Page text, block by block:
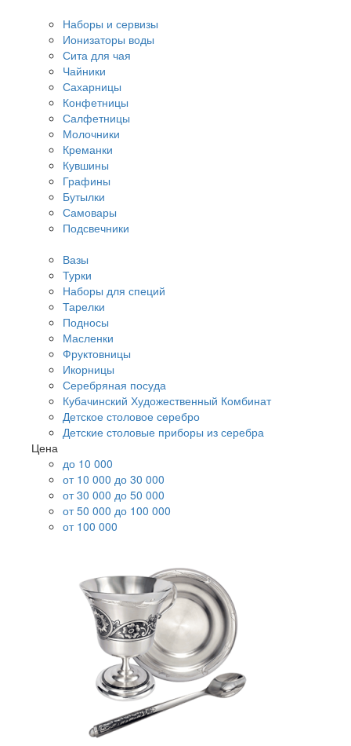
Наборы и сервизы
Ионизаторы воды
Сита для чая
Чайники
Сахарницы
Конфетницы
Салфетницы
Молочники
Креманки
Кувшины
Графины
Бутылки
Самовары
Подсвечники
Вазы
Турки
Наборы для специй
Тарелки
Подносы
Масленки
Фруктовницы
Икорницы
Серебряная посуда
Кубачинский Художественный Комбинат
Детское столовое серебро
Детские столовые приборы из серебра
Цена
до 10 000
от 10 000 до 30 000
от 30 000 до 50 000
от 50 000 до 100 000
от 100 000